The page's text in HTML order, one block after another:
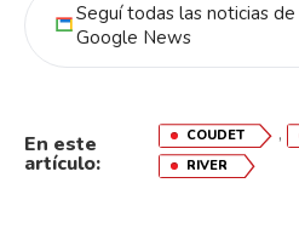
Seguí todas las noticias de
Google News
En este
artículo:
COUDET ,
RIVER